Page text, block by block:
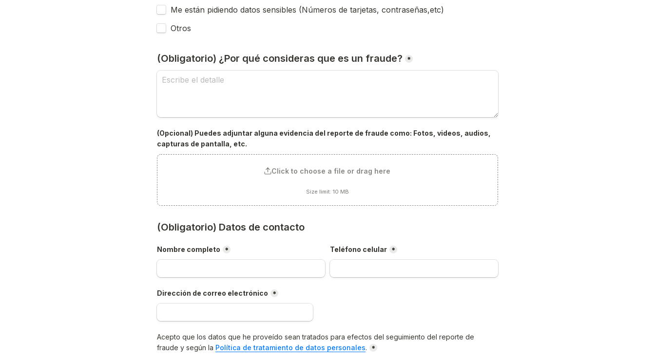
Me están pidiendo datos sensibles (Números de tarjetas, contraseñas,etc)
Otros
(Obligatorio) ¿Por qué consideras que es un fraude? *
(Opcional) Puedes adjuntar alguna evidencia del reporte de fraude como: Fotos, videos, audios,
capturas de pantalla, etc.
Click to choose a file or drag here
Size limit: 10 MB
(Obligatorio) Datos de contacto
Nombre completo * Teléfono celular *
Dirección de correo electrónico *
Acepto que los datos que he proveído sean tratados para efectos del seguimiento del reporte de
fraude y según la Política de tratamiento de datos personales. *